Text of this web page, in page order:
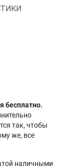
бесплатно.
так, чтобы
же, все
наличными